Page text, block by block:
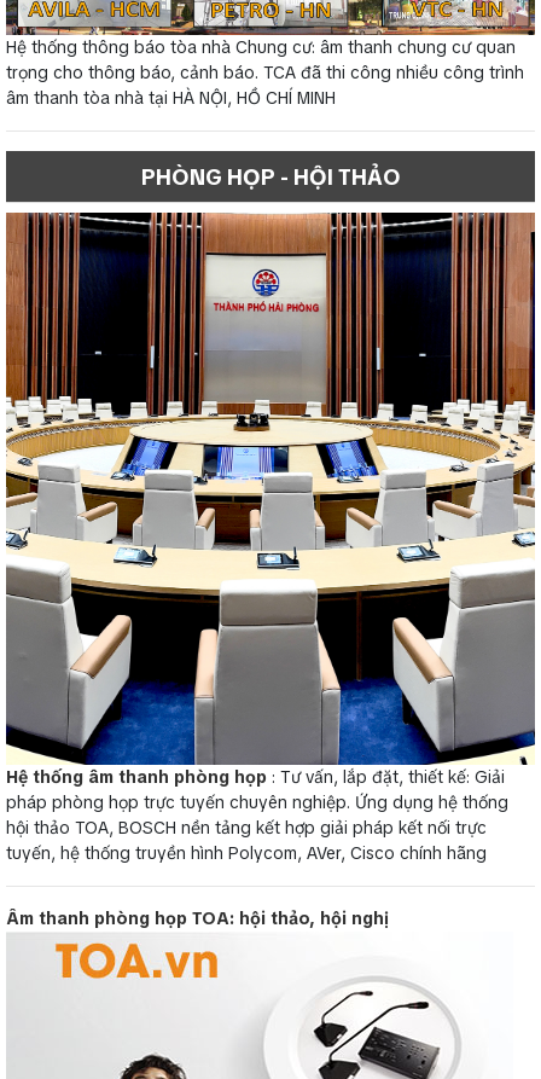
Hệ thống thông báo tòa nhà Chung cư: âm thanh chung cư quan
trọng cho thông báo, cảnh báo. TCA đã thi công nhiều công trình
âm thanh tòa nhà tại HÀ NỘI, HỒ CHÍ MINH
PHÒNG HỌP - HỘI THẢO
Hệ thống âm thanh phòng họp : Tư vấn, lắp đặt, thiết kế: Giải
pháp phòng họp trực tuyến chuyên nghiệp. Ứng dụng hệ thống
hội thảo TOA, BOSCH nền tảng kết hợp giải pháp kết nối trực
tuyến, hệ thống truyền hình Polycom, AVer, Cisco chính hãng
Âm thanh phòng họp TOA: hội thảo, hội nghị